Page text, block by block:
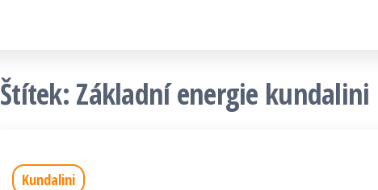
Štítek: Základní energie kundalini
Kundalini